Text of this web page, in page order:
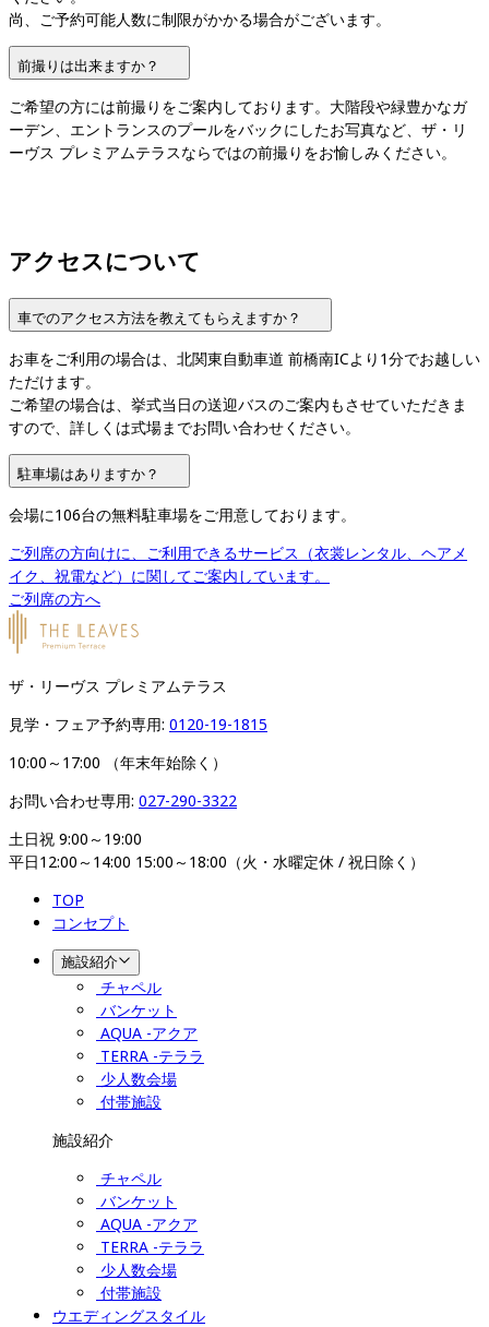
尚、ご予約可能人数に制限がかかる場合がございます。
前撮りは出来ますか？
ご希望の方には前撮りをご案内しております。大階段や緑豊かなガ
ーデン、エントランスのプールをバックにしたお写真など、ザ・リ
ーヴス プレミアムテラスならではの前撮りをお愉しみください。
アクセスについて
車でのアクセス方法を教えてもらえますか？
お車をご利用の場合は、北関東自動車道 前橋南ICより1分でお越しい
ただけます。
ご希望の場合は、挙式当日の送迎バスのご案内もさせていただきま
すので、詳しくは式場までお問い合わせください。
駐車場はありますか？
会場に106台の無料駐車場をご用意しております。
ご列席の方向けに、ご利用できるサービス（衣裳レンタル、ヘアメ
イク、祝電など）に関してご案内しています。
ご列席の方へ
ザ・リーヴス プレミアムテラス
見学・フェア予約専用: 0120-19-1815
10:00～17:00 （年末年始除く）
お問い合わせ専用: 027-290-3322
土日祝 9:00～19:00
平日12:00～14:00 15:00～18:00（火・水曜定休 / 祝日除く）
TOP
コンセプト
施設紹介
チャペル
バンケット
AQUA -アクア
TERRA -テララ
少人数会場
付帯施設
施設紹介
チャペル
バンケット
AQUA -アクア
TERRA -テララ
少人数会場
付帯施設
ウエディングスタイル